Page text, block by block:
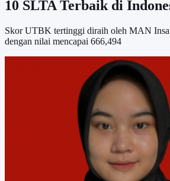
10 SLTA Terbaik di
Skor UTBK tertinggi diraih oleh MAN
dengan nilai mencapai 666,494